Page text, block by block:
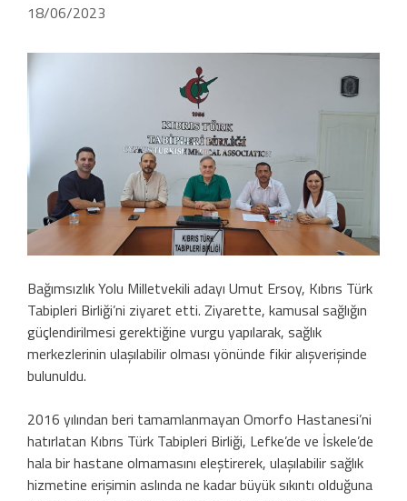
18/06/2023
Bağımsızlık Yolu Milletvekili adayı Umut Ersoy, Kıbrıs Türk
Tabipleri Birliği’ni ziyaret etti. Ziyarette, kamusal sağlığın
güçlendirilmesi gerektiğine vurgu yapılarak, sağlık
merkezlerinin ulaşılabilir olması yönünde fikir alışverişinde
bulunuldu.
2016 yılından beri tamamlanmayan Omorfo Hastanesi’ni
hatırlatan Kıbrıs Türk Tabipleri Birliği, Lefke’de ve İskele’de
hala bir hastane olmamasını eleştirerek, ulaşılabilir sağlık
hizmetine erişimin aslında ne kadar büyük sıkıntı olduğuna